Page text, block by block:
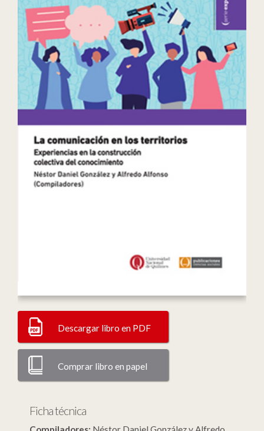
Descargar libro en PDF
Comprar libro en papel
Ficha técnica